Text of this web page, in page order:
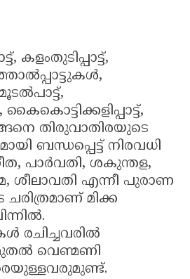
തിരുവാതിരയുടെ
ബന്ധപ്പെട്ട് നിരവധി
പാര്‍വതി, ശകുന്തള,
ശീലാവതി എന്നീ പുരാണ
മിക്ക
രചിച്ചവരില്‍
വെണ്മണി